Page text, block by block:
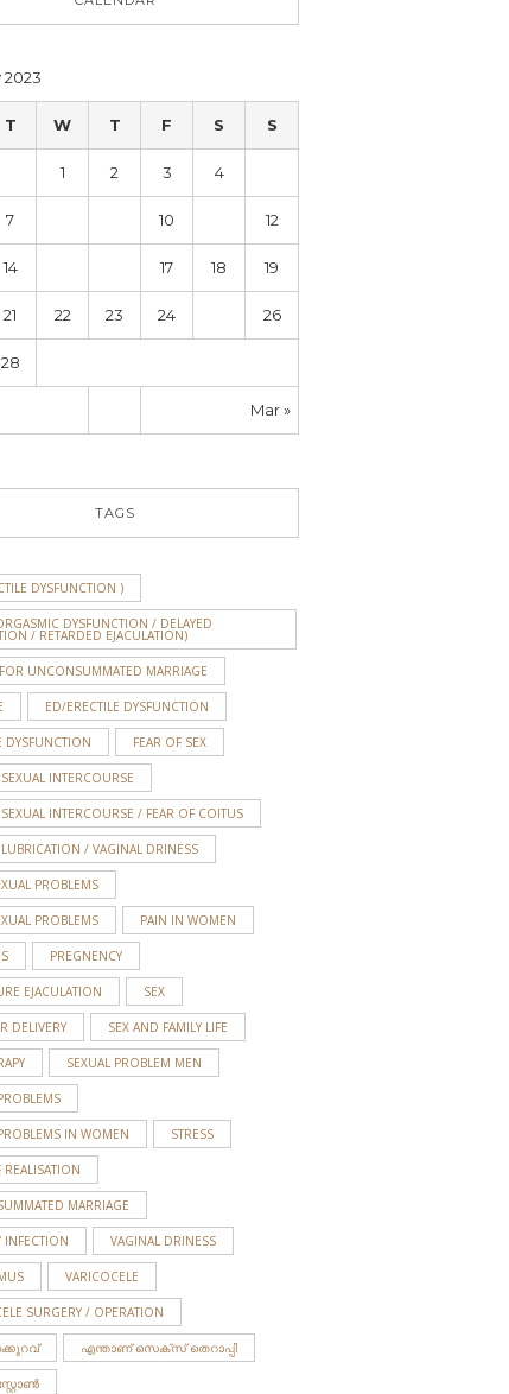
T W T F S S
Mar »
1 2 3 4
7 10 12
14 17 18 19
21 22 23 24 26
28
TAGS
DYSFUNCTION )
DYSFUNCTION / DELAYED
/ RETARDED EJACULATION)
UNCONSUMMATED MARRIAGE
ED/ERECTILE DYSFUNCTION
DYSFUNCTION FEAR OF SEX
INTERCOURSE
SEXUAL INTERCOURSE / FEAR OF COITUS
LUBRICATION / VAGINAL DRINESS
PROBLEMS
PROBLEMS PAIN IN WOMEN
PREGNENCY
EJACULATION SEX
DELIVERY SEX AND FAMILY LIFE
SEXUAL PROBLEM MEN
IN WOMEN STRESS
REALISATION
MARRIAGE
INFECTION VAGINAL DRINESS
VARICOCELE
SURGERY / OPERATION
എന്താണ് സെക്സ് തെറാപ്പി